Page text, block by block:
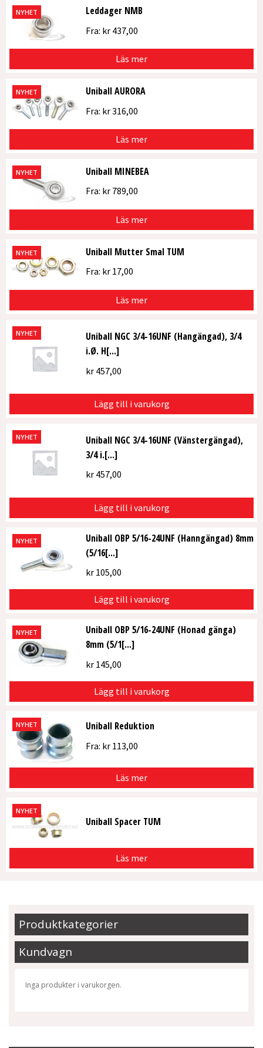
NYHET Leddager NMB
Fra: kr437,00
Läs mer
NYHET Uniball AURORA
Fra: kr316,00
Läs mer
NYHET Uniball MINEBEA
Fra: kr789,00
Läs mer
NYHET Uniball Mutter Smal TUM
Fra: kr17,00
Läs mer
NYHET
Uniball NGC 3/4-16UNF (Hangängad), 3/4
i.Ø. H[...]
kr457,00
Lägg till i varukorg
NYHET
Uniball NGC 3/4-16UNF (Vänstergängad),
3/4 i.[...]
kr457,00
Lägg till i varukorg
NYHET
Uniball OBP 5/16-24UNF (Hanngängad) 8mm
(5/16[...]
kr105,00
Lägg till i varukorg
NYHET
Uniball OBP 5/16-24UNF (Honad gänga)
8mm (5/1[...]
kr145,00
Lägg till i varukorg
NYHET Uniball Reduktion
Fra: kr113,00
Läs mer
NYHET
Uniball Spacer TUM
Läs mer
Produktkategorier
Kundvagn
Inga produkter i varukorgen.